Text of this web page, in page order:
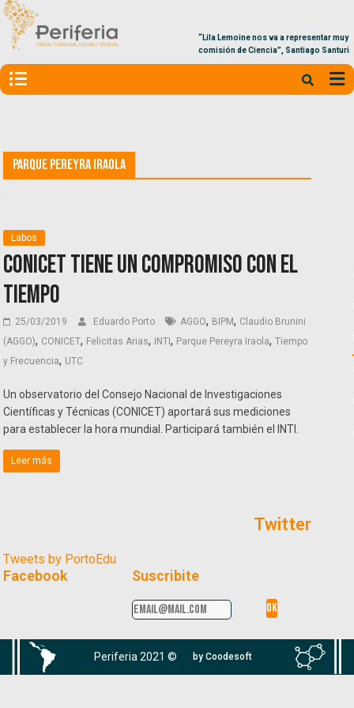
“Lila Lemoine nos va a representar muy bien
comisión de Ciencia”, Santiago Santurio
Parque Pereyra Iraola
Labos
CONICET tiene un compromiso con el
tiempo
25/03/2019 Eduardo Porto AGGO, BIPM, Claudio Brunini
(AGGO), CONICET, Felicitas Arias, INTI, Parque Pereyra Iraola,Tiempo
y Frecuencia, UTC
Un observatorio del Consejo Nacional de Investigaciones
Científicas y Técnicas (CONICET) aportará sus mediciones
para establecer la hora mundial. Participará también el INTI.
Leer más
Twitter
Tweets by PortoEdu
Facebook Suscribite
Periferia 2021 © by Coodesoft